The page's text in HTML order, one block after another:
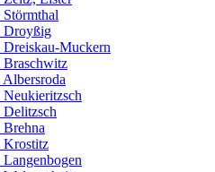
Droyßig
Muckern
Krostitz